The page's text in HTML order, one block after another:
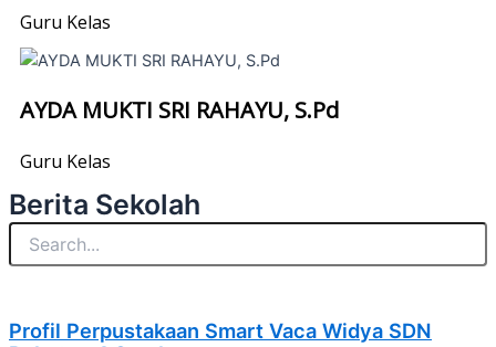
Guru Kelas
AYDA MUKTI SRI RAHAYU, S.Pd
Guru Kelas
Berita Sekolah
Profil Perpustakaan Smart Vaca Widya SDN